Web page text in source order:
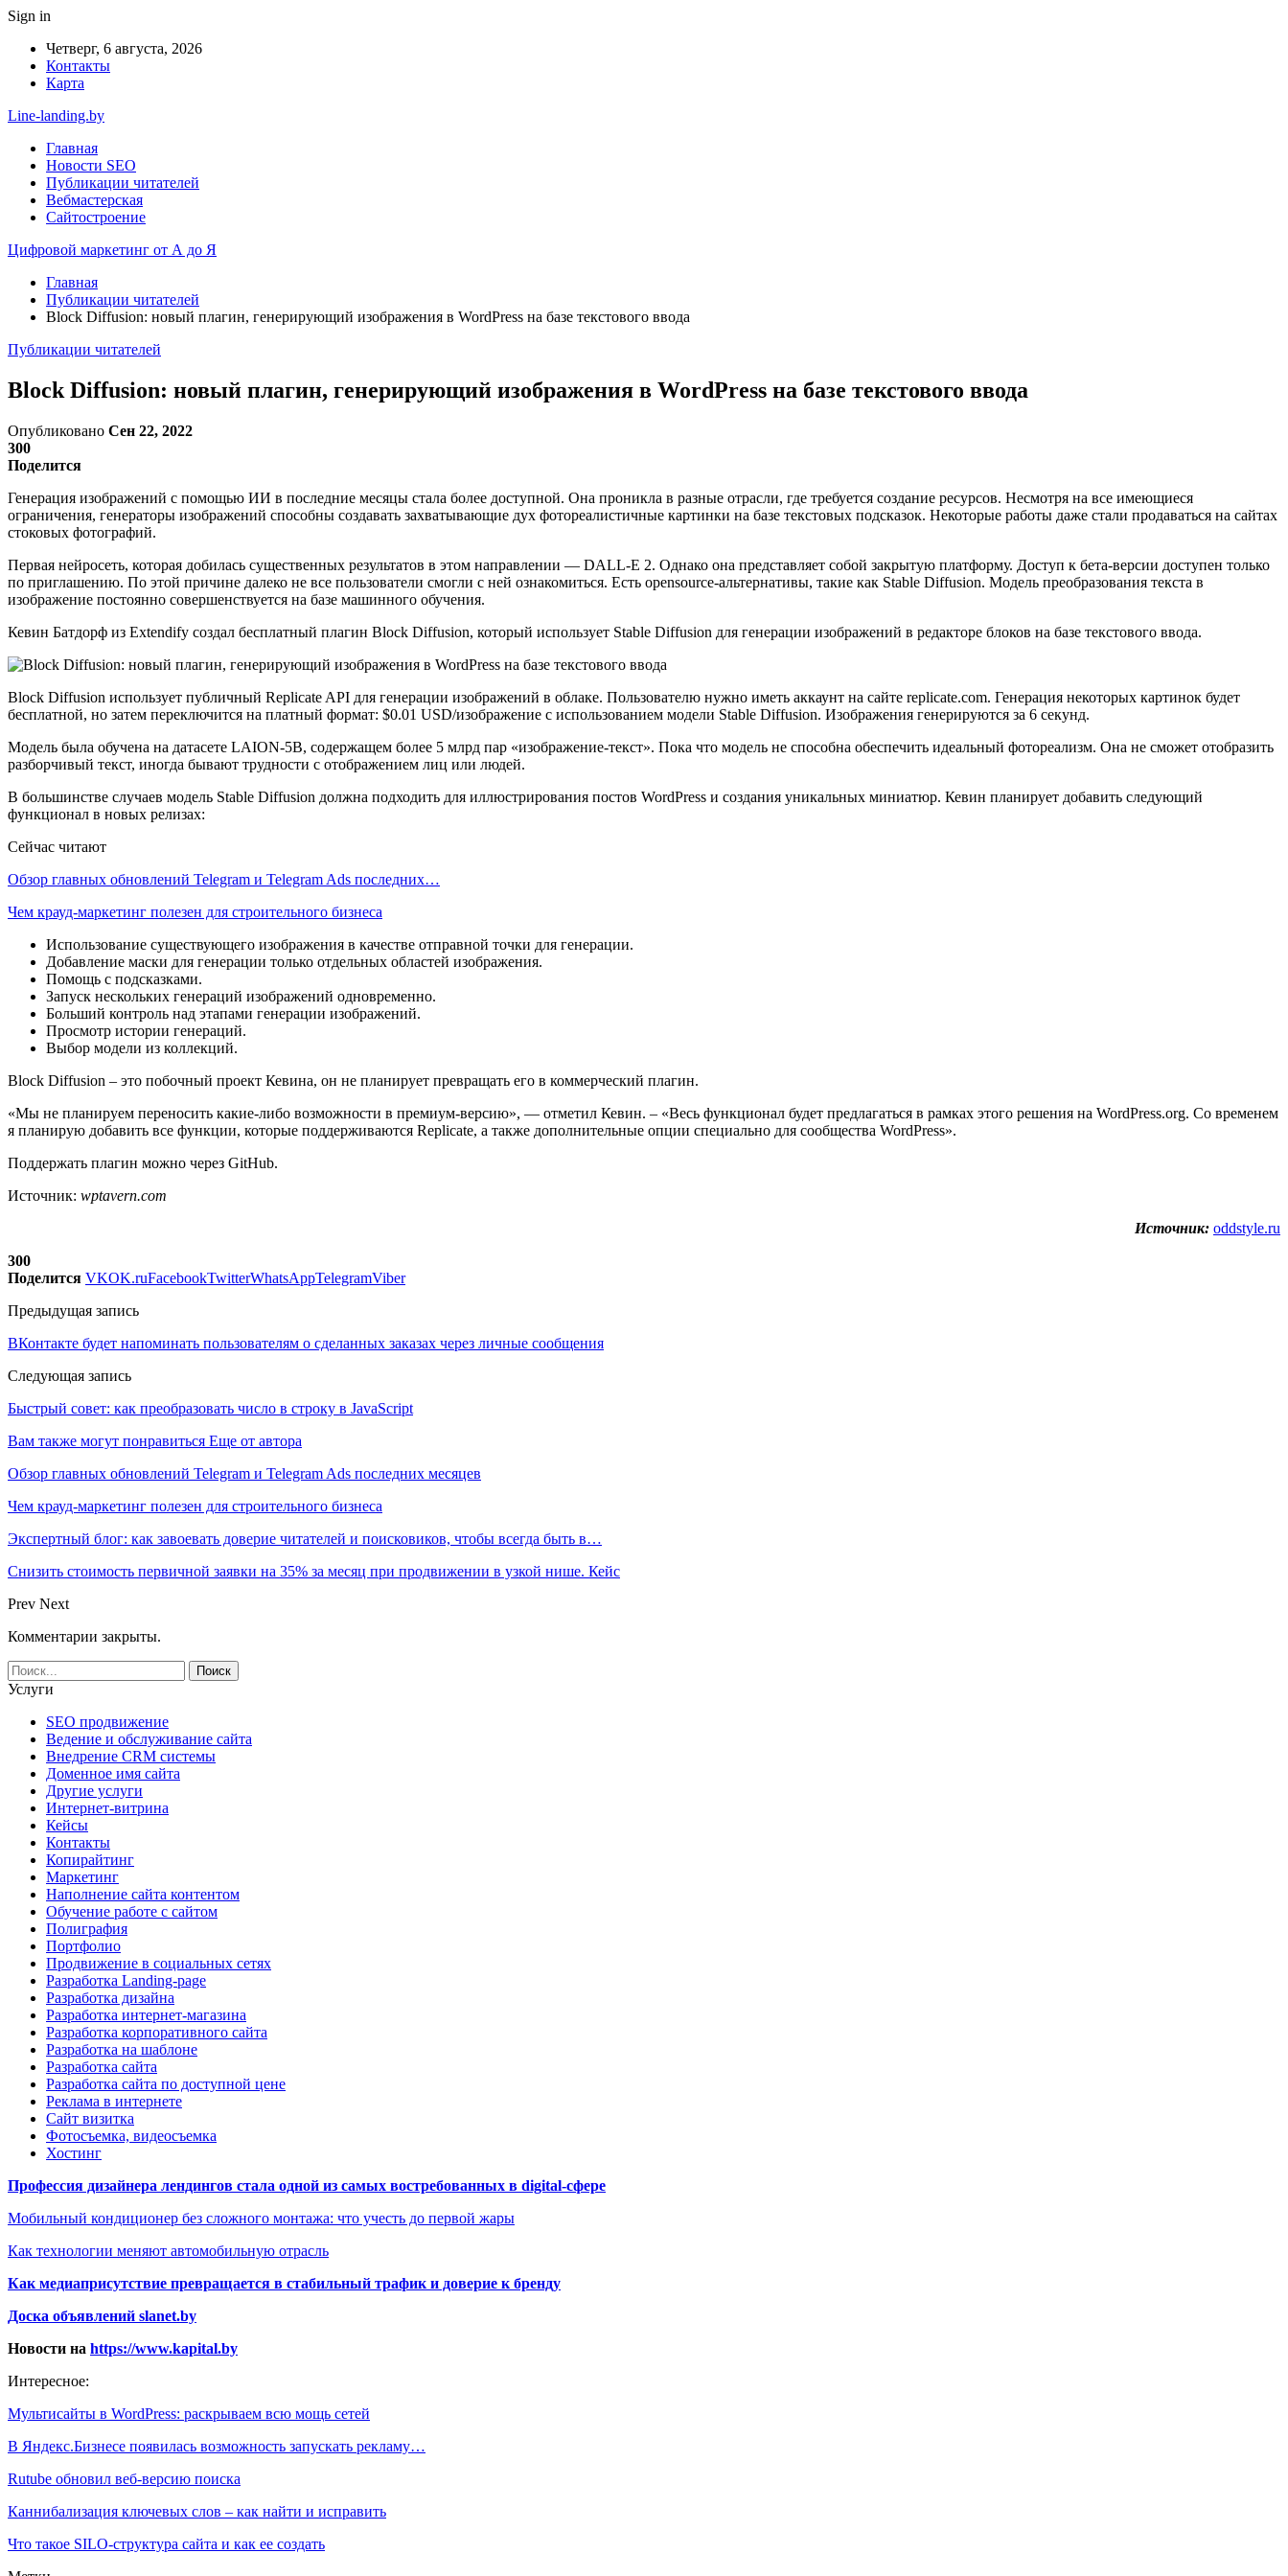
Sign in
Четверг, 6 августа, 2026
Контакты
Карта
Line-landing.by
Главная
Новости SEO
Публикации читателей
Вебмастерская
Сайтостроение
Цифровой маркетинг от А до Я
Главная
Публикации читателей
Block Diffusion: новый плагин, генерирующий изображения в WordPress на базе текстового ввода
Публикации читателей
Block Diffusion: новый плагин, генерирующий изображения в WordPress на базе текстового ввода
Опубликовано Сен 22, 2022
300
Поделится
Генерация изображений с помощью ИИ в последние месяцы стала более доступной. Она проникла в разные отрасли, где требуется создание ресурсов. Несмотря на все имеющиеся
ограничения, генераторы изображений способны создавать захватывающие дух фотореалистичные картинки на базе текстовых подсказок. Некоторые работы даже стали продаваться на сайтах
стоковых фотографий.
Первая нейросеть, которая добилась существенных результатов в этом направлении — DALL-E 2. Однако она представляет собой закрытую платформу. Доступ к бета-версии доступен только
по приглашению. По этой причине далеко не все пользователи смогли с ней ознакомиться. Есть opensource-альтернативы, такие как Stable Diffusion. Модель преобразования текста в
изображение постоянно совершенствуется на базе машинного обучения.
Кевин Батдорф из Extendify создал бесплатный плагин Block Diffusion, который использует Stable Diffusion для генерации изображений в редакторе блоков на базе текстового ввода.
Block Diffusion использует публичный Replicate API для генерации изображений в облаке. Пользователю нужно иметь аккаунт на сайте replicate.com. Генерация некоторых картинок будет
бесплатной, но затем переключится на платный формат: $0.01 USD/изображение с использованием модели Stable Diffusion. Изображения генерируются за 6 секунд.
Модель была обучена на датасете LAION-5B, содержащем более 5 млрд пар «изображение-текст». Пока что модель не способна обеспечить идеальный фотореализм. Она не сможет отобразить
разборчивый текст, иногда бывают трудности с отображением лиц или людей.
В большинстве случаев модель Stable Diffusion должна подходить для иллюстрирования постов WordPress и создания уникальных миниатюр. Кевин планирует добавить следующий
функционал в новых релизах:
Сейчас читают
Обзор главных обновлений Telegram и Telegram Ads последних…
Чем крауд-маркетинг полезен для строительного бизнеса
Использование существующего изображения в качестве отправной точки для генерации.
Добавление маски для генерации только отдельных областей изображения.
Помощь с подсказками.
Запуск нескольких генераций изображений одновременно.
Больший контроль над этапами генерации изображений.
Просмотр истории генераций.
Выбор модели из коллекций.
Block Diffusion – это побочный проект Кевина, он не планирует превращать его в коммерческий плагин.
«Мы не планируем переносить какие-либо возможности в премиум-версию», — отметил Кевин. – «Весь функционал будет предлагаться в рамках этого решения на WordPress.org. Со временем
я планирую добавить все функции, которые поддерживаются Replicate, а также дополнительные опции специально для сообщества WordPress».
Поддержать плагин можно через GitHub.
Источник: wptavern.com
Источник: oddstyle.ru
300
Поделится VKOK.ruFacebookTwitterWhatsAppTelegramViber
Предыдущая запись
ВКонтакте будет напоминать пользователям о сделанных заказах через личные сообщения
Следующая запись
Быстрый совет: как преобразовать число в строку в JavaScript
Вам также могут понравиться Еще от автора
Обзор главных обновлений Telegram и Telegram Ads последних месяцев
Чем крауд-маркетинг полезен для строительного бизнеса
Экспертный блог: как завоевать доверие читателей и поисковиков, чтобы всегда быть в…
Снизить стоимость первичной заявки на 35% за месяц при продвижении в узкой нише. Кейс
Prev Next
Комментарии закрыты.
Услуги
SEO продвижение
Ведение и обслуживание сайта
Внедрение CRM системы
Доменное имя сайта
Другие услуги
Интернет-витрина
Кейсы
Контакты
Копирайтинг
Маркетинг
Наполнение сайта контентом
Обучение работе с сайтом
Полиграфия
Портфолио
Продвижение в социальных сетях
Разработка Landing-page
Разработка дизайна
Разработка интернет-магазина
Разработка корпоративного сайта
Разработка на шаблоне
Разработка сайта
Разработка сайта по доступной цене
Реклама в интернете
Сайт визитка
Фотосъемка, видеосъемка
Хостинг
Профессия дизайнера лендингов стала одной из самых востребованных в digital-сфере
Мобильный кондиционер без сложного монтажа: что учесть до первой жары
Как технологии меняют автомобильную отрасль
Как медиаприсутствие превращается в стабильный трафик и доверие к бренду
Доска объявлений slanet.by
Новости на https://www.kapital.by
Интересное:
Мультисайты в WordPress: раскрываем всю мощь сетей
В Яндекс.Бизнесе появилась возможность запускать рекламу…
Rutube обновил веб-версию поиска
Каннибализация ключевых слов – как найти и исправить
Что такое SILO-структура сайта и как ее создать